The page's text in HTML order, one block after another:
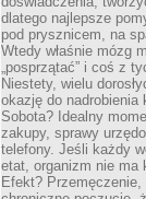
dlatego najlepsze
pod prysznicem, na
Wtedy właśnie mózg
„posprzątać” i coś z
Niestety, wielu
okazję do nadrobienia
Sobota? Idealny
zakupy, sprawy
telefony. Jeśli każdy
etat, organizm nie ma
Efekt?